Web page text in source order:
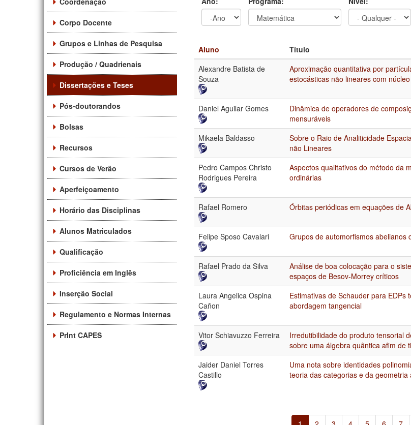
Corpo Docente
Grupos e Linhas de Pesquisa
Produção / Quadrienais
Dissertações e Teses
Pós-doutorandos
Bolsas
Recursos
Cursos de Verão
Aperfeiçoamento
Horário das Disciplinas
Alunos Matriculados
Qualificação
Proficiência em Inglês
Inserção Social
Regulamento e Normas Internas
PrInt CAPES
Aluno Título
Alexandre Batista de
Souza
Aproximação quantitativa por
estocásticas não lineares com
Daniel Aguilar Gomes
Dinâmica de operadores de
mensuráveis
Mikaela Baldasso
Sobre o Raio de Analiticidade
não Lineares
Pedro Campos Christo
Rodrigues Pereira
Aspectos qualitativos do método da
ordinárias
Rafael Romero Órbitas periódicas em equações de
Felipe Sposo Cavalari Grupos de automorfismos abelianos
Rafael Prado da Silva
Análise de boa colocação para o
espaços de Besov-Morrey críticos
Laura Angelica Ospina
Cañon
Estimativas de Schauder para EDPs
abordagem tangencial
Vitor Schiavuzzo Ferreira
Irredutibilidade do produto tensorial
sobre uma álgebra quântica afim de
Jaider Daniel Torres
Castillo
Uma nota sobre identidades
teoria das categorias e da geometria